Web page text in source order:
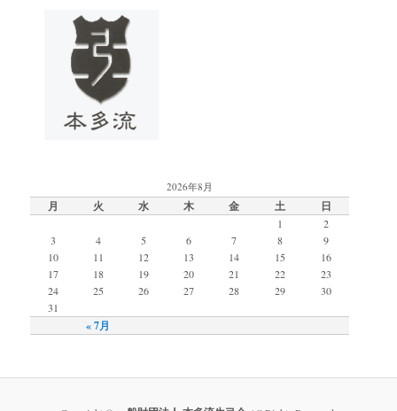
2026年8月
月 火 水 木 金 土 日
« 7月
1
2
3
4 5 6 7 8
9
10
11 12 13 14 15
16
17
18 19 20 21 22
23
24
25 26 27 28 29
30
31